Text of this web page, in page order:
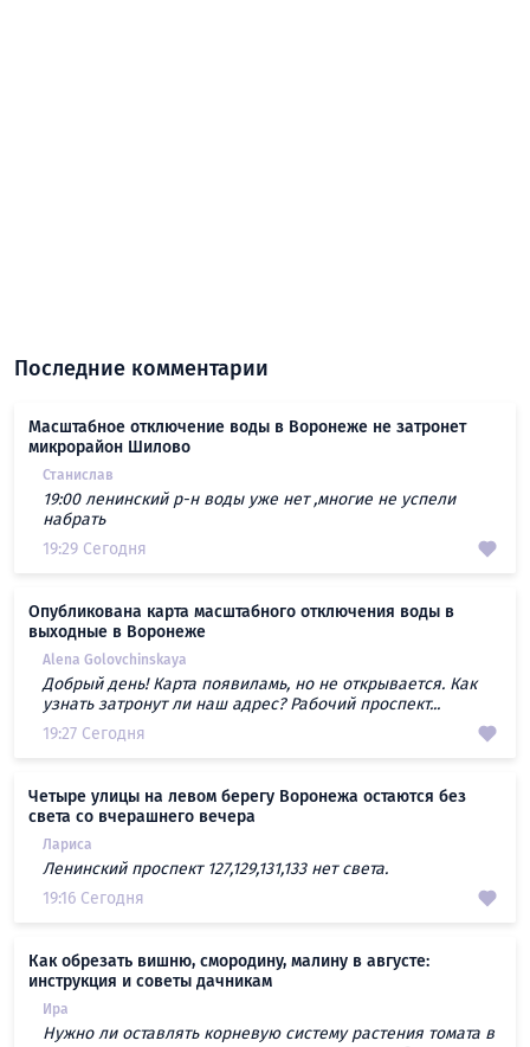
Последние комментарии
Масштабное отключение воды в Воронеже не затронет
микрорайон Шилово
Станислав
19:00 ленинский р-н воды уже нет ,многие не успели
набрать
19:29 Сегодня
Опубликована карта масштабного отключения воды в
выходные в Воронеже
Alena Golovchinskaya
Добрый день! Карта появиламь, но не открывается. Как
узнать затронут ли наш адрес? Рабочий проспект...
19:27 Сегодня
Четыре улицы на левом берегу Воронежа остаются без
света со вчерашнего вечера
Лариса
Ленинский проспект 127,129,131,133 нет света.
19:16 Сегодня
Как обрезать вишню, смородину, малину в августе:
инструкция и советы дачникам
Ира
Нужно ли оставлять корневую систему растения томата в